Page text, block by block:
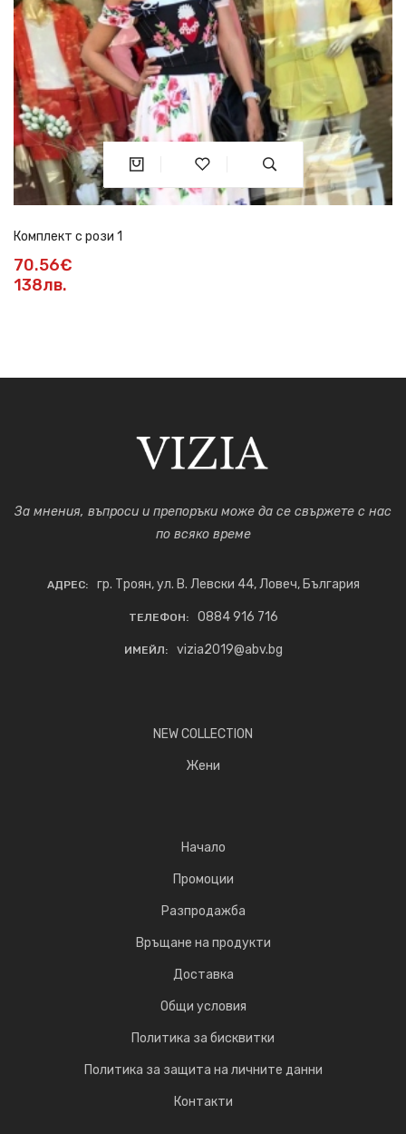
Комплект с рози 1
70.56€
138лв.
За мнения, въпроси и препоръки може да се свържете с нас
по всяко време
АДРЕС: гр. Троян, ул. В. Левски 44, Ловеч, България
ТЕЛЕФОН: 0884 916 716
ИМЕЙЛ: vizia2019@abv.bg
NEW COLLECTION
Жени
Начало
Промоции
Разпродажба
Връщане на продукти
Доставка
Общи условия
Политика за бисквитки
Политика за защита на личните данни
Контакти